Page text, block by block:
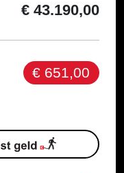
€ 43.190,00
€ 651,00